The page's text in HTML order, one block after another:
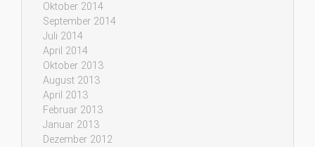
Oktober 2014
September 2014
Juli 2014
April 2014
Oktober 2013
August 2013
April 2013
Februar 2013
Januar 2013
Dezember 2012